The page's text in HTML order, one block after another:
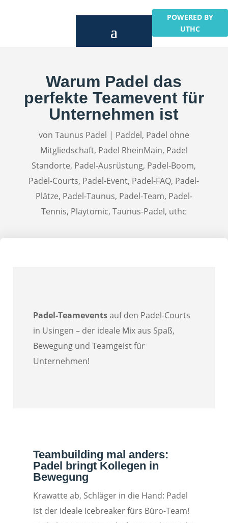
POWERED BY
UTHC
Warum Padel das
perfekte Teamevent für
Unternehmen ist
von Taunus Padel | Paddel, Padel ohne
Mitgliedschaft, Padel RheinMain, Padel
Standorte, Padel-Ausrüstung, Padel-Boom,
Padel-Courts, Padel-Event, Padel-FAQ, Padel-
Plätze, Padel-Taunus, Padel-Team, Padel-
Tennis, Playtomic,Taunus-Padel, uthc
Padel-Teameventsauf den Padel-Courts
in Usingen – der ideale Mix aus Spaß,
Bewegung und Teamgeist für
Unternehmen!
Teambuilding mal anders:
Padel bringt Kollegen in
Bewegung
Krawatte ab, Schläger in die Hand: Padel
ist der ideale Icebreaker fürs Büro-Team!